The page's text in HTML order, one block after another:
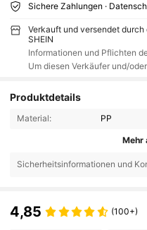
Sichere Zahlungen ·
Verkauft und versendet
SHEIN
Informationen und Pflichten
Um diesen Verkäufer und/
Produktdetails
Material: PP
Mehr
Sicherheitsinformationen und
4,85 (100+)